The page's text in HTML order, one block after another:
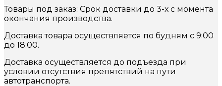
Товары под заказ: Срок доставки до 3-х с момента
окончания производства.
Доставка товара осуществляется по будням с 9:00
до 18:00.
Доставка осуществляется до подъезда при
условии отсутствия препятствий на пути
автотранспорта.